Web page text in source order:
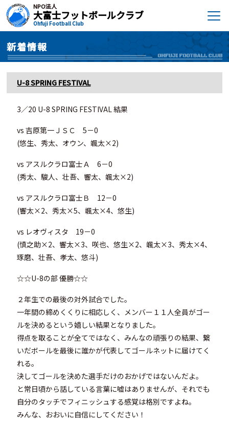
NPO法人
大富士フットボールクラブ
Ohfuji Football Club
新着情報
U-8 SPRING FESTIVAL
3／20 U-8 SPRING FESTIVAL 結果
vs 吉原第一ＪＳＣ 5－0
(悠生、秀太、オウン、颯太×2)
vs アスルクラロ富士Ａ 6－0
(秀太、駿人、壮吾、響太、颯太×2)
vs アスルクラロ富士Ｂ 12－0
(響太×2、秀太×5、颯太×4、悠生)
vs レオヴィスタ 19－0
(慎之助×2、響太×3、咲也、悠生×2、颯太×3、秀太×4、
琢磨、壮吾、孝太、悠斗)
☆☆U-8の部 優勝☆☆
２年生での最後の対外試合でした。
一年間の締めくくりに相応しく、メンバー１１人全員がゴー
ルを決めるという嬉しい結果となりました。
得点を取ることが全てではなく、みんなの頑張りの結果、繋
いだボールを最後に誰かが代表してゴールネットに届けてく
れる。
決してゴールを決めた選手だけのおかげではないんだよ。
と常日頃から話している言葉に嘘はありませんが、それでも
自分のタッチでフィニッシュする感覚は格別ですよね。
みんな、おおいに自信にしてください！